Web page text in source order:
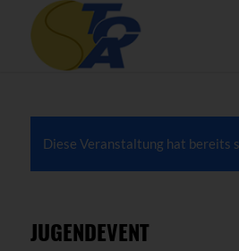
Diese Veranstaltung hat bereits
JUGENDEVENT